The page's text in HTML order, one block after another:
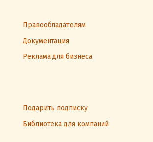
Правообладателям
Документация
Реклама для бизнеса
Подарить подписку
Библиотека для компаний